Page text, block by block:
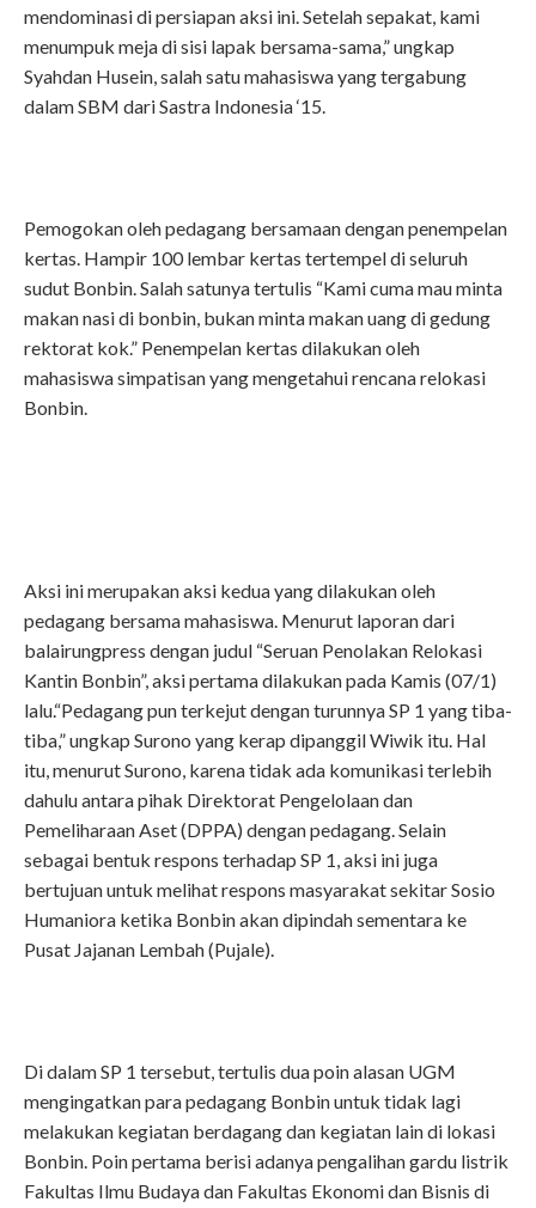
mendominasi di persiapan aksi ini. Setelah sepakat, kami
menumpuk meja di sisi lapak bersama-sama,” ungkap
Syahdan Husein, salah satu mahasiswa yang tergabung
dalam SBM dari Sastra Indonesia ‘15.
Pemogokan oleh pedagang bersamaan dengan penempelan
kertas. Hampir 100 lembar kertas tertempel di seluruh
sudut Bonbin. Salah satunya tertulis “Kami cuma mau minta
makan nasi di bonbin, bukan minta makan uang di gedung
rektorat kok.” Penempelan kertas dilakukan oleh
mahasiswa simpatisan yang mengetahui rencana relokasi
Bonbin.
Aksi ini merupakan aksi kedua yang dilakukan oleh
pedagang bersama mahasiswa. Menurut laporan dari
balairungpress dengan judul “Seruan Penolakan Relokasi
Kantin Bonbin”, aksi pertama dilakukan pada Kamis (07/1)
lalu.“Pedagang pun terkejut dengan turunnya SP 1 yang tiba-
tiba,” ungkap Surono yang kerap dipanggil Wiwik itu. Hal
itu, menurut Surono, karena tidak ada komunikasi terlebih
dahulu antara pihak Direktorat Pengelolaan dan
Pemeliharaan Aset (DPPA) dengan pedagang. Selain
sebagai bentuk respons terhadap SP 1, aksi ini juga
bertujuan untuk melihat respons masyarakat sekitar Sosio
Humaniora ketika Bonbin akan dipindah sementara ke
Pusat Jajanan Lembah (Pujale).
Di dalam SP 1 tersebut, tertulis dua poin alasan UGM
mengingatkan para pedagang Bonbin untuk tidak lagi
melakukan kegiatan berdagang dan kegiatan lain di lokasi
Bonbin. Poin pertama berisi adanya pengalihan gardu listrik
Fakultas Ilmu Budaya dan Fakultas Ekonomi dan Bisnis di